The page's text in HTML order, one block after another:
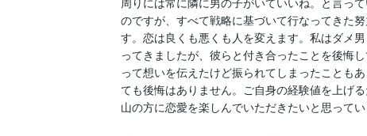
のですが、すべて戦略に基づいて行なってきた
す。恋は良くも悪くも人を変えます。私はダメ
ってきましたが、彼らと付き合ったことを後悔
って想いを伝えたけど振られてしまったことも
ても後悔はありません。ご自身の経験値を上げ
山の方に恋愛を楽しんでいただきたいと思って